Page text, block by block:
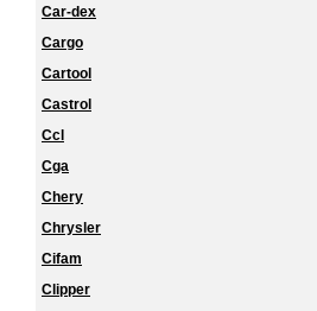
Car-dex
Cargo
Cartool
Castrol
Ccl
Cga
Chery
Chrysler
Cifam
Clipper